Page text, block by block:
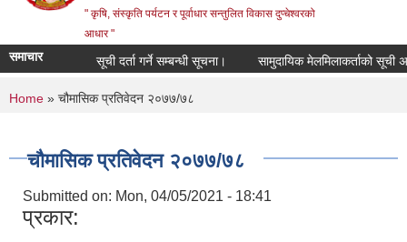
" कृषि, संस्कृति पर्यटन र पूर्वाधार सन्तुलित विकास दुप्चेश्वरको
आधार "
समाचार सूची दर्ता गर्ने सम्बन्धी सूचना। सामुदायिक मेलमिलाकर्ताको सूची
You are here
Home » चौमासिक प्रतिवेदन २०७७/७८
चौमासिक प्रतिवेदन २०७७/७८
Submitted on: Mon, 04/05/2021 - 18:41
प्रकार: